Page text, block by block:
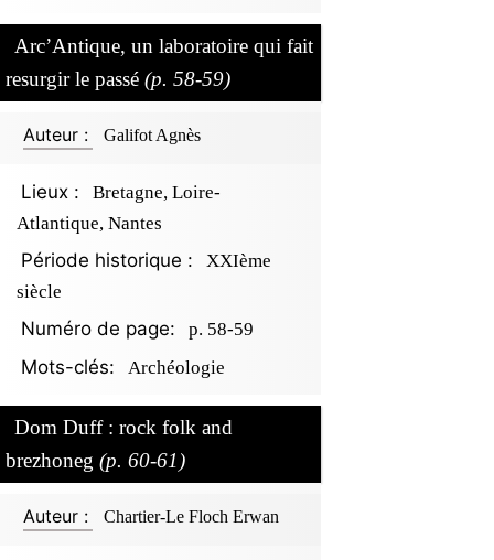
Arc’Antique, un laboratoire qui fait
resurgir le passé (p. 58-59)
Auteur : Galifot Agnès
Lieux :
Bretagne, Loire-
Atlantique, Nantes
Période historique :
XXIème
siècle
Numéro de page: p. 58-59
Mots-clés: Archéologie
Dom Duff : rock folk and
brezhoneg (p. 60-61)
Auteur : Chartier-Le Floch Erwan